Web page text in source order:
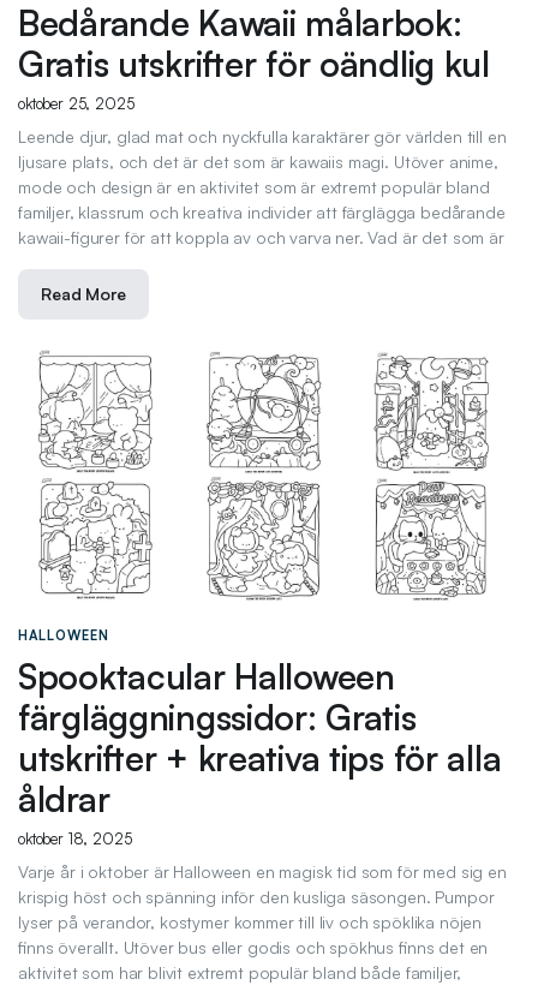
Bedårande Kawaii målarbok:
Gratis utskrifter för oändlig kul
oktober 25, 2025
Leende djur, glad mat och nyckfulla karaktärer gör världen till en
ljusare plats, och det är det som är kawaiis magi. Utöver anime,
mode och design är en aktivitet som är extremt populär bland
familjer, klassrum och kreativa individer att färglägga bedårande
kawaii-figurer för att koppla av och varva ner. Vad är det som är
Read More
HALLOWEEN
Spooktacular Halloween
färgläggningssidor: Gratis
utskrifter + kreativa tips för alla
åldrar
oktober 18, 2025
Varje år i oktober är Halloween en magisk tid som för med sig en
krispig höst och spänning inför den kusliga säsongen. Pumpor
lyser på verandor, kostymer kommer till liv och spöklika nöjen
finns överallt. Utöver bus eller godis och spökhus finns det en
aktivitet som har blivit extremt populär bland både familjer,